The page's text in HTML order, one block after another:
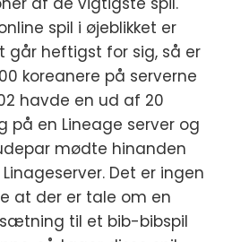
spil i øjeblikket er
går heftigst for sig, så er
koreanere på serverne
havde en ud af 20
på en Lineage server og
mødte hinanden
Det er ingen
at der er tale om en
til et bib-bibspil